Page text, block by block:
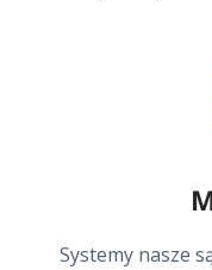
Systemy nasze